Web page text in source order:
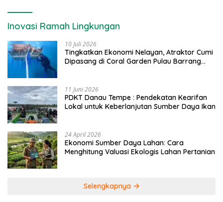
Inovasi Ramah Lingkungan
10 Juli 2026
Tingkatkan Ekonomi Nelayan, Atraktor Cumi
Dipasang di Coral Garden Pulau Barrang
11 Juni 2026
PDKT Danau Tempe : Pendekatan Kearifan
Lokal untuk Keberlanjutan Sumber Daya Ikan
24 April 2026
Ekonomi Sumber Daya Lahan: Cara
Menghitung Valuasi Ekologis Lahan Pertanian
Selengkapnya